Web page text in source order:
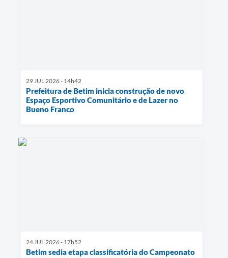
29 JUL 2026 - 14h42
Prefeitura de Betim inicia construção de novo
Espaço Esportivo Comunitário e de Lazer no
Bueno Franco
24 JUL 2026 - 17h52
Betim sedia etapa classificatória do Campeonato